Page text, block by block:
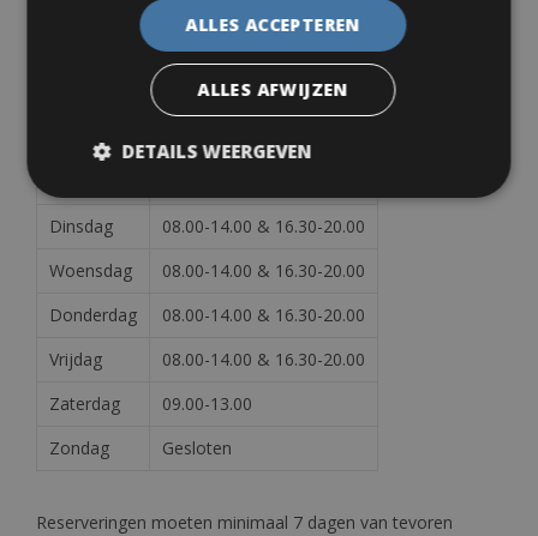
Informatie
Dinsdag
08.00-14.00 & 16.30-20.00
Woensdag
08.00-14.00 & 16.30-20.00
Donderdag
08.00-14.00 & 16.30-20.00
Vrijdag
08.00-14.00 & 16.30-20.00
Zaterdag
09.00-13.00
Zondag
Gesloten
Reserveringen moeten minimaal 7 dagen van tevoren
ALLES ACCEPTEREN
ALLES AFWIJZEN
DETAILS WEERGEVEN